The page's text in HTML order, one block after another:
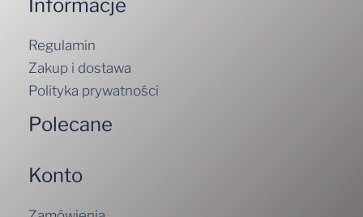
Zakup i dostawa
Polityka prywatności
Polecane
Pliki do pobrania